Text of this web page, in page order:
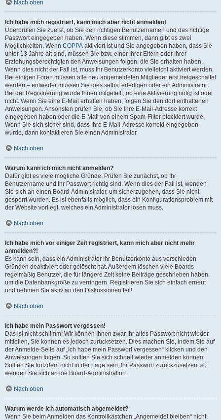
Nach oben
Ich habe mich registriert, kann mich aber nicht anmelden!
Überprüfen Sie zuerst, ob Sie den richtigen Benutzernamen und das richtige
Passwort eingegeben haben. Wenn diese stimmen, dann gibt es zwei
Möglichkeiten. Wenn COPPA aktiviert ist und Sie angegeben haben, dass Sie
unter 13 Jahre alt sind, müssen Sie bzw. einer Ihrer Eltern oder Ihrer
Erziehungsberechtigten den Anweisungen folgen, die Sie erhalten haben.
Wenn dies nicht der Fall ist, muss Ihr Benutzerkonto vielleicht aktiviert werden.
Bei einigen Foren müssen alle neu angemeldeten Mitglieder erst freigeschaltet
werden – entweder müssen Sie dies selbst erledigen oder ein Administrator.
Bei der Registrierung wurde Ihnen mitgeteilt, ob eine Aktivierung nötig ist oder
nicht. Wenn Sie eine E-Mail erhalten haben, folgen Sie den dort enthaltenen
Anweisungen. Ansonsten prüfen Sie, ob Sie Ihre E-Mail-Adresse korrekt
eingegeben haben oder die E-Mail von einem Spam-Filter blockiert wurde.
Wenn Sie sich sicher sind, dass Ihre E-Mail-Adresse korrekt eingegeben
wurde, dann kontaktieren Sie einen Administrator.
Nach oben
Warum kann ich mich nicht anmelden?
Dafür gibt es viele mögliche Gründe. Prüfen Sie zunächst, ob Ihr
Benutzername und Ihr Passwort richtig sind. Wenn dies der Fall ist, wenden
Sie sich an einen Board-Administrator, um sicherzugehen, dass Sie nicht
gesperrt wurden. Es ist ebenfalls möglich, dass ein Konfigurationsproblem mit
der Website vorliegt, welches ein Administrator lösen muss.
Nach oben
Ich habe mich vor einiger Zeit registriert, kann mich aber nicht mehr
anmelden?!
Es kann sein, dass ein Administrator Ihr Benutzerkonto aus verschieden
Gründen deaktiviert oder gelöscht hat. Außerdem löschen viele Boards
regelmäßig Benutzer, die für längere Zeit keine Beiträge geschrieben haben,
um die Datenbankgröße zu verringern. Registrieren Sie sich einfach erneut
und nehmen Sie aktiv an den Diskussionen teil!
Nach oben
Ich habe mein Passwort vergessen!
Das ist nicht schlimm! Wir können Ihnen zwar Ihr altes Passwort nicht wieder
mitteilen, Sie können es jedoch zurücksetzen. Dies machen Sie, indem Sie auf
der Anmelde-Seite auf „Ich habe mein Passwort vergessen“ klicken und den
Anweisungen folgen. So sollten Sie sich schnell wieder anmelden können.
Sollten Sie trotzdem nicht in der Lage sein, Ihr Passwort zurückzusetzen, so
wenden Sie sich an die Board-Administration.
Nach oben
Warum werde ich automatisch abgemeldet?
Wenn Sie beim Anmelden das Kontrollkästchen „Angemeldet bleiben“ nicht